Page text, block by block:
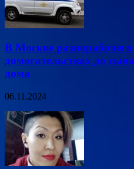
В Москве
домогательствах до
дома
06.11.2024